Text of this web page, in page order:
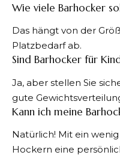
Wie viele Barhocker
Das hängt von der
Platzbedarf ab.
Sind Barhocker für
Ja, aber stellen Sie
gute
Kann ich meine
Natürlich! Mit ein
Hockern eine